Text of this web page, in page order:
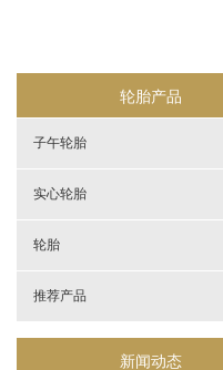
轮胎产品
子午轮胎
实心轮胎
轮胎
推荐产品
新闻动态